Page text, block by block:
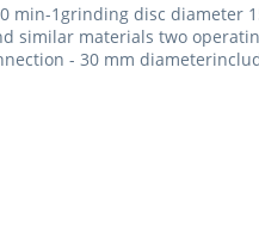
min-1grinding disc diameter
similar materials two
- 30 mm